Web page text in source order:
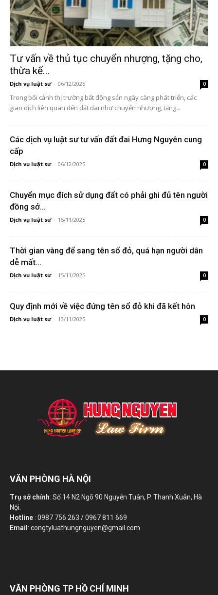
Tư vấn về thủ tục chuyển nhượng, tặng cho,
thừa kế...
Dịch vụ luật sư - 06/12/2025 0
Trong bối cảnh thị trường bất động sản ngày càng phát triển, các
giao dịch liên quan đến đất đai như chuyển nhượng, tặng...
Các dịch vụ luật sư tư vấn đất đai Hưng Nguyên cung
cấp
Dịch vụ luật sư - 06/12/2025 0
Chuyển mục đích sử dụng đất có phải ghi đủ tên người
đồng sở...
Dịch vụ luật sư - 15/11/2025 0
Thời gian vàng để sang tên sổ đỏ, quá hạn người dân
dễ mất...
Dịch vụ luật sư - 15/11/2025 0
Quy định mới về việc đứng tên sổ đỏ khi đã kết hôn
Dịch vụ luật sư - 13/11/2025 0
VĂN PHÒNG HÀ NỘI
Trụ sở chính: Số 14 N2 Ngõ 90 Nguyễn Tuân, P. Thanh Xuân, Hà
Nội.
Hotline : 0987 756 263 / 0967 811 669
Email : congtyluathungnguyen@gmail.com
VĂN PHÒNG TP HỒ CHÍ MINH